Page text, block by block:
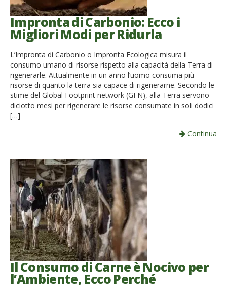
Impronta di Carbonio: Ecco i
Migliori Modi per Ridurla
L’Impronta di Carbonio o Impronta Ecologica misura il
consumo umano di risorse rispetto alla capacità della Terra di
rigenerarle. Attualmente in un anno l’uomo consuma più
risorse di quanto la terra sia capace di rigenerarne. Secondo le
stime del Global Footprint network (GFN), alla Terra servono
diciotto mesi per rigenerare le risorse consumate in soli dodici
[…]
Continua
Il Consumo di Carne è Nocivo per
l’Ambiente, Ecco Perché